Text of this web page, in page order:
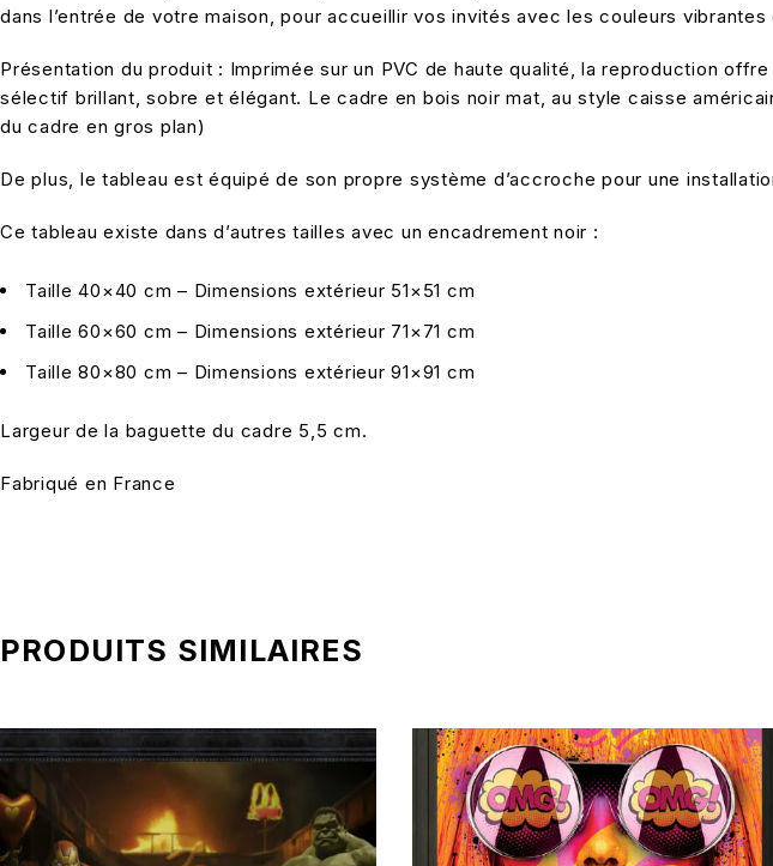
dans l’entrée de votre maison, pour accueillir vos invités avec les couleurs
Présentation du produit : Imprimée sur un PVC de haute qualité, la reproduction
sélectif brillant, sobre et élégant. Le cadre en bois noir mat, au style caisse
du cadre en gros plan)
De plus, le tableau est équipé de son propre système d’accroche pour une
Ce tableau existe dans d’autres tailles avec un encadrement noir :
Taille 40×40 cm – Dimensions extérieur 51×51 cm
Taille 60×60 cm – Dimensions extérieur 71×71 cm
Taille 80×80 cm – Dimensions extérieur 91×91 cm
Largeur de la baguette du cadre 5,5 cm.
Fabriqué en France
PRODUITS SIMILAIRES